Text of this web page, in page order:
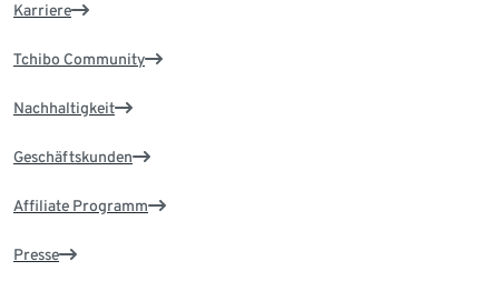
Karriere
Tchibo Community
Nachhaltigkeit
Geschäftskunden
Affiliate Programm
Presse